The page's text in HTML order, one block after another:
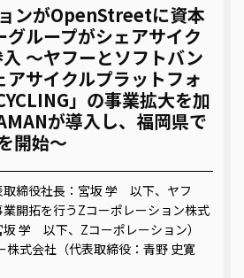
ンがOpenStreetに資本
ループがシェアサイク
～ヤフーとソフトバン
アサイクルプラットフォ
」の事業拡大を加
が導入し、福岡県で
開始～
取締役社長：宮坂 学 以下、ヤフ
開拓を行うZコーポレーション株式
学 以下、Zコーポレーション）
株式会社（代表取締役：青野 史寛